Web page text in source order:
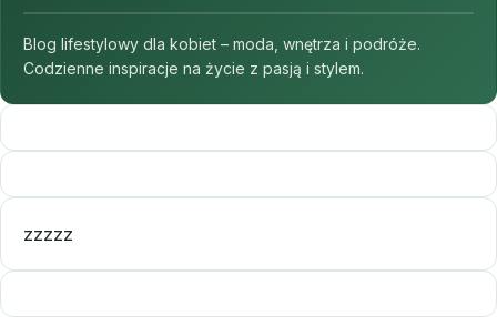
Blog lifestylowy dla kobiet – moda, wnętrza i podróże.
Codzienne inspiracje na życie z pasją i stylem.
zzzzz